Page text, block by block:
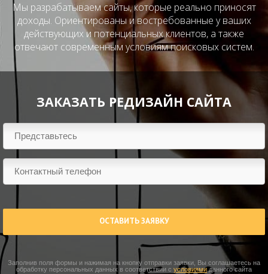
Мы разрабатываем сайты, которые реально приносят
доходы. Ориентированы и востребованные у ваших
действующих и потенциальных клиентов, а также
отвечают современным условиям поисковых систем.
ЗАКАЗАТЬ РЕДИЗАЙН САЙТА
ОСТАВИТЬ ЗАЯВКУ
Заполнив поля формы и нажимая на кнопку отправки заявки, Вы соглашаетесь на
обработку персональных данных в соответствии с условиямиданного сайта